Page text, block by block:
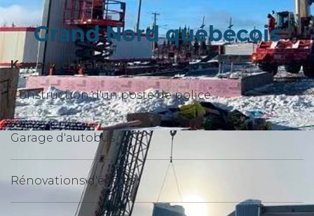
Grand Nord québécois
Kawawachikamach
Construction d'un poste de police
Garage d'autobus
Rénovations d'écoles